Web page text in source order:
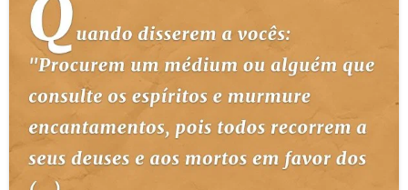
QUEM SOMOS
LOJA BÍBLIAON